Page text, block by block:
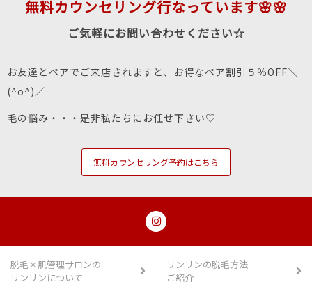
無料カウンセリング行なっています🌸🌸
ご気軽にお問い合わせください☆
お友達とペアでご来店されますと、お得なペア割引５％OFF＼
(^o^)／
毛の悩み・・・是非私たちにお任せ下さい♡
無料カウンセリング予約はこちら
脱毛×肌管理サロンの
リンリンについて
リンリンの脱毛方法
ご紹介